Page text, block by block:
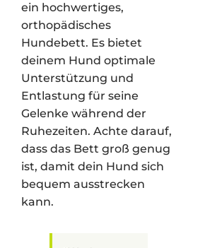
ein hochwertiges,
orthopädisches
Hundebett. Es bietet
deinem Hund optimale
Unterstützung und
Entlastung für seine
Gelenke während der
Ruhezeiten. Achte darauf,
dass das Bett groß genug
ist, damit dein Hund sich
bequem ausstrecken
kann.